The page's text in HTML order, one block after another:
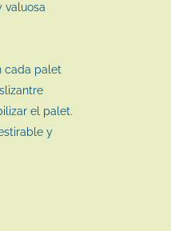
valuosa
cada palet
el palet.
y